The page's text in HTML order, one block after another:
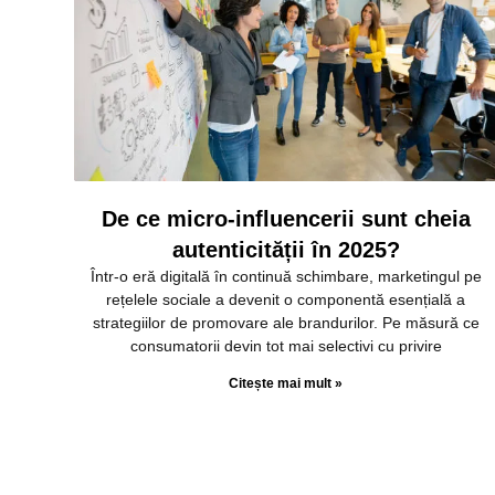
De ce micro-influencerii sunt cheia
autenticității în 2025?
Într-o eră digitală în continuă schimbare, marketingul pe
rețelele sociale a devenit o componentă esențială a
strategiilor de promovare ale brandurilor. Pe măsură ce
consumatorii devin tot mai selectivi cu privire
Citește mai mult »